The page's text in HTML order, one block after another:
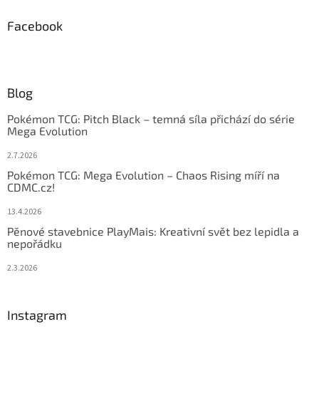
Facebook
Blog
Pokémon TCG: Pitch Black – temná síla přichází do série
Mega Evolution
2.7.2026
Pokémon TCG: Mega Evolution – Chaos Rising míří na
CDMC.cz!
13.4.2026
Pěnové stavebnice PlayMais: Kreativní svět bez lepidla a
nepořádku
2.3.2026
Instagram